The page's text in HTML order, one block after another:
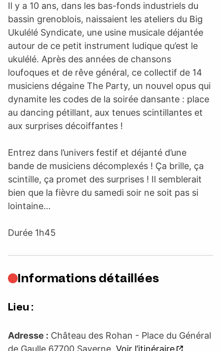
Il y a 10 ans, dans les bas-fonds industriels du
bassin grenoblois, naissaient les ateliers du Big
Ukulélé Syndicate, une usine musicale déjantée
autour de ce petit instrument ludique qu’est le
ukulélé. Après des années de chansons
loufoques et de rêve général, ce collectif de 14
musiciens dégaine The Party, un nouvel opus qui
dynamite les codes de la soirée dansante : place
au dancing pétillant, aux tenues scintillantes et
aux surprises décoiffantes !
Entrez dans l’univers festif et déjanté d’une
bande de musiciens décomplexés ! Ça brille, ça
scintille, ça promet des surprises ! Il semblerait
bien que la fièvre du samedi soir ne soit pas si
lointaine…
Durée 1h45
Informations détaillées
Lieu :
Adresse : Château des Rohan - Place du Général
de Gaulle 67700 Saverne Voir l’itinéraire